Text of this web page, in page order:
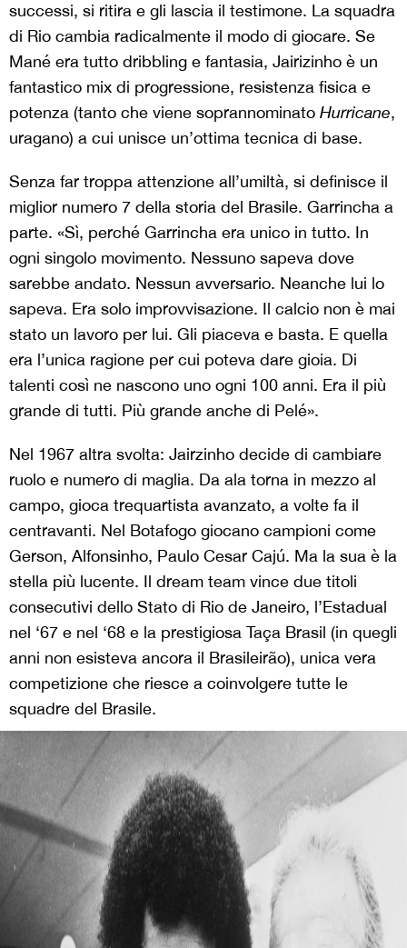
successi, si ritira e gli lascia il testimone. La squadra
di Rio cambia radicalmente il modo di giocare. Se
Mané era tutto dribbling e fantasia, Jairizinho è un
fantastico mix di progressione, resistenza fisica e
potenza (tanto che viene soprannominato Hurricane,
uragano) a cui unisce un’ottima tecnica di base.
Senza far troppa attenzione all’umiltà, si definisce il
miglior numero 7 della storia del Brasile. Garrincha a
parte. «Sì, perché Garrincha era unico in tutto. In
ogni singolo movimento. Nessuno sapeva dove
sarebbe andato. Nessun avversario. Neanche lui lo
sapeva. Era solo improvvisazione. Il calcio non è mai
stato un lavoro per lui. Gli piaceva e basta. E quella
era l’unica ragione per cui poteva dare gioia. Di
talenti così ne nascono uno ogni 100 anni. Era il più
grande di tutti. Più grande anche di Pelé».
Nel 1967 altra svolta: Jairzinho decide di cambiare
ruolo e numero di maglia. Da ala torna in mezzo al
campo, gioca trequartista avanzato, a volte fa il
centravanti. Nel Botafogo giocano campioni come
Gerson, Alfonsinho, Paulo Cesar Cajú. Ma la sua è la
stella più lucente. Il dream team vince due titoli
consecutivi dello Stato di Rio de Janeiro, l’Estadual
nel ‘67 e nel ‘68 e la prestigiosa Taça Brasil (in quegli
anni non esisteva ancora il Brasileirão), unica vera
competizione che riesce a coinvolgere tutte le
squadre del Brasile.